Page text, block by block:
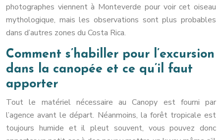
photographes viennent à Monteverde pour voir cet oiseau
mythologique, mais les observations sont plus probables
dans d’autres zones du Costa Rica.
Comment s’habiller pour l’excursion
dans la canopée et ce qu’il faut
apporter
Tout le matériel nécessaire au Canopy est fourni par
l’agence avant le départ. Néanmoins, la forêt tropicale est
toujours humide et il pleut souvent, vous pouvez donc